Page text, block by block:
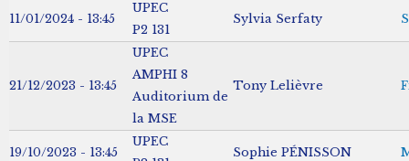
11/01/2024 - 13:45
UPEC
P2 131
Sylvia Serfaty
21/12/2023 - 13:45
UPEC
AMPHI 8
Auditorium de
la MSE
Tony Lelièvre
19/10/2023 - 13:45
UPEC
Sophie PÉNISSON